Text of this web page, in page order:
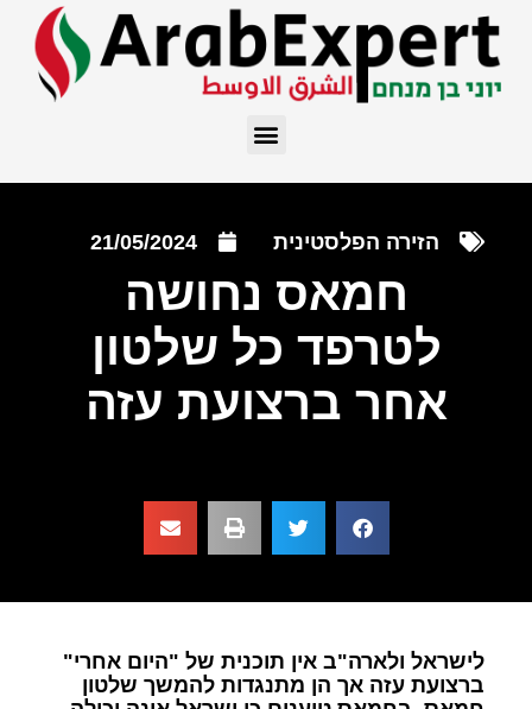
הזירה הפלסטינית 21/05/2024
חמאס נחושה
לטרפד כל שלטון
אחר ברצועת עזה
לישראל ולארה"ב אין תוכנית של "היום אחרי"
ברצועת עזה אך הן מתנגדות להמשך שלטון